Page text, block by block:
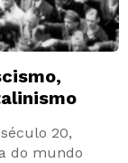
20,
do mundo